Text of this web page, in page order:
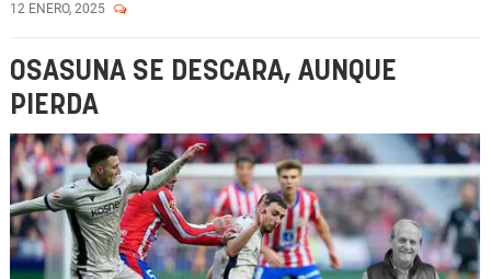
12 ENERO, 2025
OSASUNA SE DESCARA, AUNQUE
PIERDA